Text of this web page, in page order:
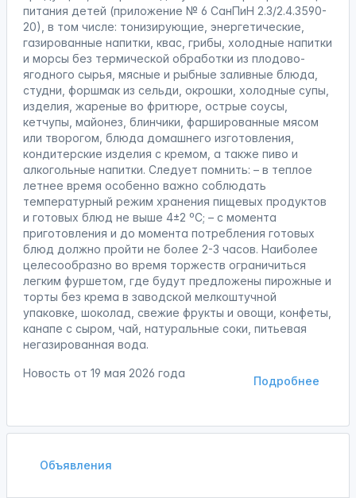
питания детей (приложение № 6 СанПиН 2.3/2.4.3590-
20), в том числе: тонизирующие, энергетические,
газированные напитки, квас, грибы, холодные напитки
и морсы без термической обработки из плодово-
ягодного сырья, мясные и рыбные заливные блюда,
студни, форшмак из сельди, окрошки, холодные супы,
изделия, жареные во фритюре, острые соусы,
кетчупы, майонез, блинчики, фаршированные мясом
или творогом, блюда домашнего изготовления,
кондитерские изделия с кремом, а также пиво и
алкогольные напитки. Следует помнить: – в теплое
летнее время особенно важно соблюдать
температурный режим хранения пищевых продуктов
и готовых блюд не выше 4±2 ºС; – с момента
приготовления и до момента потребления готовых
блюд должно пройти не более 2-3 часов. Наиболее
целесообразно во время торжеств ограничиться
легким фуршетом, где будут предложены пирожные и
торты без крема в заводской мелкоштучной
упаковке, шоколад, свежие фрукты и овощи, конфеты,
канапе с сыром, чай, натуральные соки, питьевая
негазированная вода.
Подробнее
Новость от 19 мая 2026 года
Объявления